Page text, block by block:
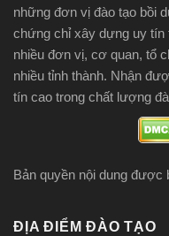
những đơn vị đào tạo bồi
chứng chỉ xây dựng uy
nhiều đơn vị, cơ quan, tổ
nhiều tỉnh thành. Nhận
tín cao trong chất lượng
Bản quyền nội dung được
ĐỊA ĐIỂM ĐÀO TẠO